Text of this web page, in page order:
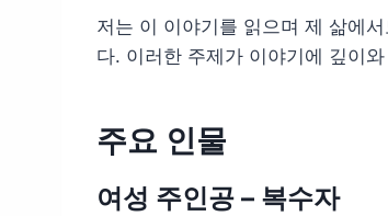
저는 이 이야기를 읽으며 제 삶에
다. 이러한 주제가 이야기에 깊이
주요 인물
여성 주인공 – 복수자